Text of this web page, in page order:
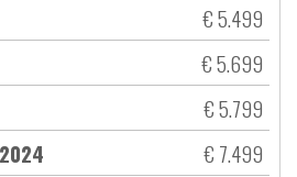
€ 5.499
€ 5.699
€ 5.799
€ 7.499